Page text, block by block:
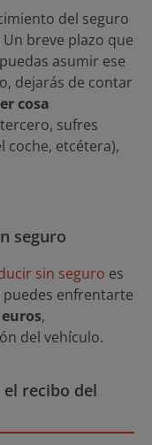
del seguro
breve plazo que
asumir ese
dejarás de contar
cosa
sufres
coche, etcétera),
seguro
sin seguro es
enfrentarte
,
del vehículo.
recibo del